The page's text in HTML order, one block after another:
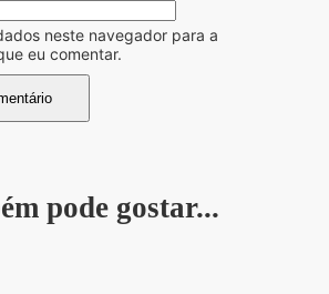
neste navegador para a
eu comentar.
pode gostar...